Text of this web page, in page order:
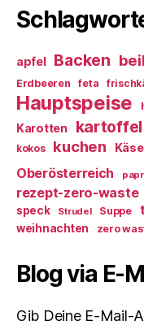
apfel Backen
Erdbeeren feta
Hauptspeise
Karotten kartoffel
kokos kuchen Käse
Oberösterreich
rezept-zero-waste
speck Strudel Suppe
weihnachten zero
Blog via E-
Gib Deine E-Mail-